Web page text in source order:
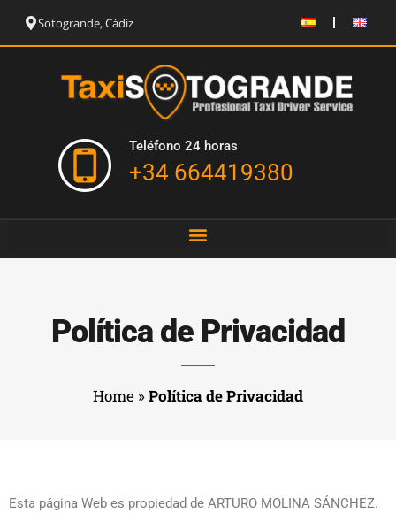
Sotogrande, Cádiz
Teléfono 24 horas
+34 664419380
Política de Privacidad
Home »Política de Privacidad
Esta página Web es propiedad de ARTURO MOLINA SÁNCHEZ.